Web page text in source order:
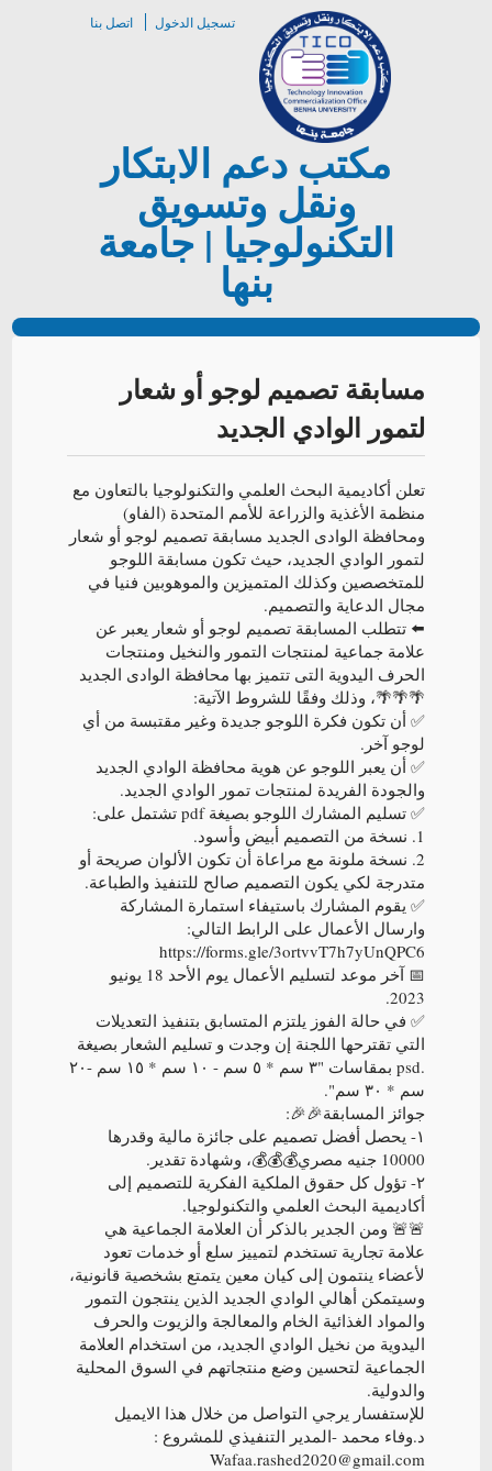
تسجيل الدخول اتصل بنا
مكتب دعم الابتكار
ونقل وتسويق
التكنولوجيا | جامعة
بنها
مسابقة تصميم لوجو أو شعار
لتمور الوادي الجديد
تعلن أكاديمية البحث العلمي والتكنولوجيا بالتعاون مع
منظمة الأغذية والزراعة للأمم المتحدة (الفاو)
ومحافظة الوادى الجديد مسابقة تصميم لوجو أو شعار
لتمور الوادي الجديد، حيث تكون مسابقة اللوجو
للمتخصصين وكذلك المتميزين والموهوبين فنيا في
مجال الدعاية والتصميم.
⬅️ تتطلب المسابقة تصميم لوجو أو شعار يعبر عن
علامة جماعية لمنتجات التمور والنخيل ومنتجات
الحرف اليدوية التى تتميز بها محافظة الوادى الجديد
🌴🌴🌴، وذلك وفقًا للشروط الآتية:
✅️ أن تكون فكرة اللوجو جديدة وغير مقتبسة من أي
لوجو آخر.
✅️ أن يعبر اللوجو عن هوية محافظة الوادي الجديد
والجودة الفريدة لمنتجات تمور الوادي الجديد.
✅️ تسليم المشارك اللوجو بصيغة pdf تشتمل على:
1. نسخة من التصميم أبيض وأسود.
2. نسخة ملونة مع مراعاة أن تكون الألوان صريحة أو
متدرجة لكي يكون التصميم صالح للتنفيذ والطباعة.
✅️ يقوم المشارك باستيفاء استمارة المشاركة
وارسال الأعمال على الرابط التالي:
https://forms.gle/3ortvvT7h7yUnQPC6
📅️ آخر موعد لتسليم الأعمال يوم الأحد 18 يونيو
2023.
✅️ في حالة الفوز يلتزم المتسابق بتنفيذ التعديلات
التي تقترحها اللجنة إن وجدت و تسليم الشعار بصيغة
.psd بمقاسات "٣ سم * ٥ سم - ١٠ سم * ١٥ سم -٢٠
سم * ٣٠ سم".
جوائز المسابقة🎉🎉:
١- يحصل أفضل تصميم على جائزة مالية وقدرها
10000 جنيه مصري💰💰💰، وشهادة تقدير.
٢- تؤول كل حقوق الملكية الفكرية للتصميم إلى
أكاديمية البحث العلمي والتكنولوجيا.
🚨🚨 ومن الجدير بالذكر أن العلامة الجماعية هي
علامة تجارية تستخدم لتمييز سلع أو خدمات تعود
لأعضاء ينتمون إلى كيان معين يتمتع بشخصية قانونية،
وسيتمكن أهالي الوادي الجديد الذين ينتجون التمور
والمواد الغذائية الخام والمعالجة والزيوت والحرف
اليدوية من نخيل الوادي الجديد، من استخدام العلامة
الجماعية لتحسين وضع منتجاتهم في السوق المحلية
والدولية.
للإستفسار يرجي التواصل من خلال هذا الايميل
د.وفاء محمد -المدير التنفيذي للمشروع :
Wafaa.rashed2020@gmail.com